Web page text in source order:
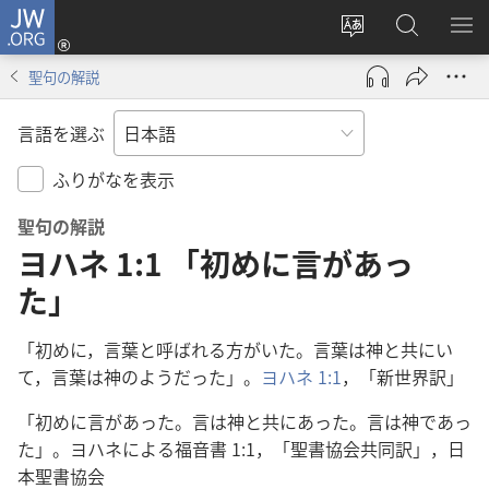
JW.ORG
サ
イ
ト
の
言
え
る
ロ
グ
ン
し
で
開
JW.ORG
の
検
メ
を
聖句の解説
言語を選ぶ
ふりがなを表示
聖句の解説
ヨハネ 1:1 「初めに言があっ
た」
「初めに， 言葉と呼ばれる方がいた。 言葉は神と共にい
て， 言葉は神のようだった」。 ヨハネ 1:1，「新世界訳 」
「初めに言があった。 言は神と共にあった。 言は神であっ
た」。ヨハネによる福音書 1:1，「聖書協会共同訳 」， 日
本聖書協会